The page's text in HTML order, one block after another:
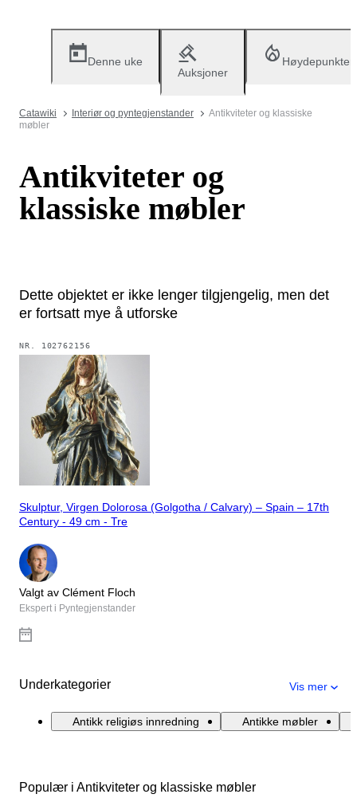
Denne uke
Auksjoner
Høydepunkter
Catawiki Interiør og pyntegjenstander
Antikviteter og klassiske
møbler
Antikviteter og
klassiske møbler
Dette objektet er ikke lenger tilgjengelig, men det
er fortsatt mye å utforske
NR. 102762156
Skulptur, Virgen Dolorosa (Golgotha / Calvary) – Spain – 17th
Century - 49 cm - Tre
Valgt av Clément Floch
Ekspert i Pyntegjenstander
Underkategorier Vis mer
Antikk religiøs innredning Antikke møbler
Populær i Antikviteter og klassiske møbler